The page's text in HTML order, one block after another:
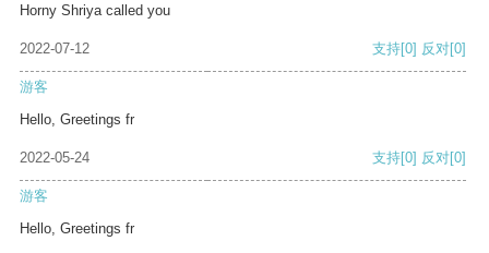
Horny Shriya called you
2022-07-12 支持[0] 反对[0]
游客
Hello, Greetings fr
2022-05-24 支持[0] 反对[0]
游客
Hello, Greetings fr